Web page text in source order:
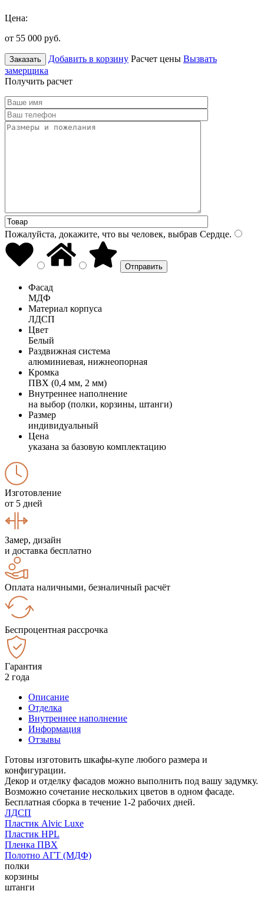
Цена:
от 55 000 руб.
Заказать Добавить в корзину Расчет цены Вызвать
замерщика
Получить расчет
Пожалуйста, докажите, что вы человек, выбрав Сердце.
Фасад
МДФ
Материал корпуса
ЛДСП
Цвет
Белый
Раздвижная система
алюминиевая, нижнеопорная
Кромка
ПВХ (0,4 мм, 2 мм)
Внутреннее наполнение
на выбор (полки, корзины, штанги)
Размер
индивидуальный
Цена
указана за базовую комплектацию
Изготовление
от 5 дней
Замер, дизайн
и доставка бесплатно
Оплата наличными, безналичный расчёт
Беспроцентная рассрочка
Гарантия
2 года
Описание
Отделка
Внутреннее наполнение
Информация
Отзывы
Готовы изготовить шкафы-купе любого размера и
конфигурации.
Декор и отделку фасадов можно выполнить под вашу задумку.
Возможно сочетание нескольких цветов в одном фасаде.
Бесплатная сборка в течение 1-2 рабочих дней.
ЛДСП
Пластик Alvic Luxe
Пластик HPL
Пленка ПВХ
Полотно АГТ (МДФ)
полки
корзины
штанги